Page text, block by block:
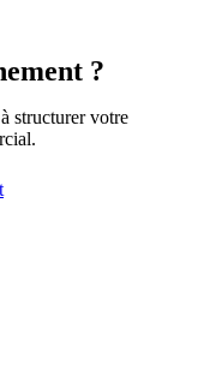
?
structurer votre